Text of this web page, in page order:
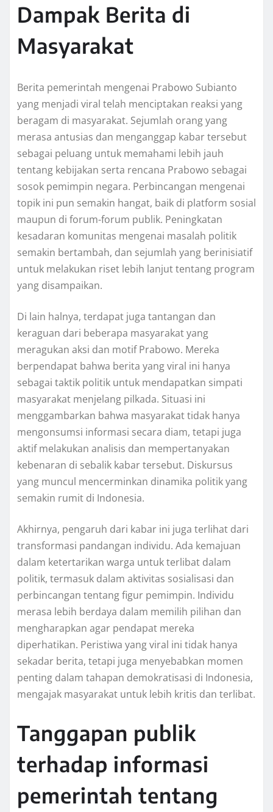
Dampak Berita di
Masyarakat
Berita pemerintah mengenai Prabowo Subianto
yang menjadi viral telah menciptakan reaksi yang
beragam di masyarakat. Sejumlah orang yang
merasa antusias dan menganggap kabar tersebut
sebagai peluang untuk memahami lebih jauh
tentang kebijakan serta rencana Prabowo sebagai
sosok pemimpin negara. Perbincangan mengenai
topik ini pun semakin hangat, baik di platform sosial
maupun di forum-forum publik. Peningkatan
kesadaran komunitas mengenai masalah politik
semakin bertambah, dan sejumlah yang berinisiatif
untuk melakukan riset lebih lanjut tentang program
yang disampaikan.
Di lain halnya, terdapat juga tantangan dan
keraguan dari beberapa masyarakat yang
meragukan aksi dan motif Prabowo. Mereka
berpendapat bahwa berita yang viral ini hanya
sebagai taktik politik untuk mendapatkan simpati
masyarakat menjelang pilkada. Situasi ini
menggambarkan bahwa masyarakat tidak hanya
mengonsumsi informasi secara diam, tetapi juga
aktif melakukan analisis dan mempertanyakan
kebenaran di sebalik kabar tersebut. Diskursus
yang muncul mencerminkan dinamika politik yang
semakin rumit di Indonesia.
Akhirnya, pengaruh dari kabar ini juga terlihat dari
transformasi pandangan individu. Ada kemajuan
dalam ketertarikan warga untuk terlibat dalam
politik, termasuk dalam aktivitas sosialisasi dan
perbincangan tentang figur pemimpin. Individu
merasa lebih berdaya dalam memilih pilihan dan
mengharapkan agar pendapat mereka
diperhatikan. Peristiwa yang viral ini tidak hanya
sekadar berita, tetapi juga menyebabkan momen
penting dalam tahapan demokratisasi di Indonesia,
mengajak masyarakat untuk lebih kritis dan terlibat.
Tanggapan publik
terhadap informasi
pemerintah tentang